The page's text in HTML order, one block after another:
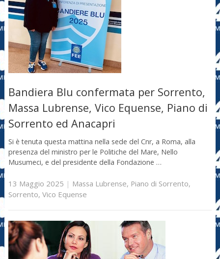
Bandiera Blu confermata per Sorrento,
Massa Lubrense, Vico Equense, Piano di
Sorrento ed Anacapri
Si è tenuta questa mattina nella sede del Cnr, a Roma, alla
presenza del ministro per le Politiche del Mare, Nello
Musumeci, e del presidente della Fondazione …
13 Maggio 2025 | Massa Lubrense, Piano di Sorrento,
Sorrento, Vico Equense